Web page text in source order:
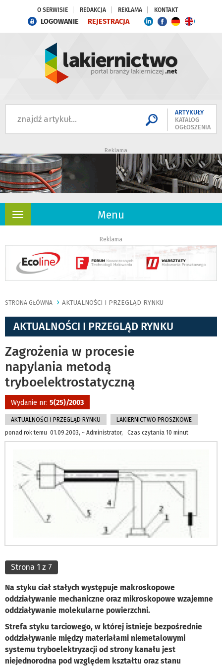
O SERWISIE REDAKCJA REKLAMA KONTAKT
LOGOWANIE REJESTRACJA
ARTYKUŁY
KATALOG
OGŁOSZENIA
Reklama
Menu
Rozwiń
Reklama
STRONA GŁÓWNA AKTUALNOŚCI I PRZEGLĄD RYNKU
AKTUALNOŚCI I PRZEGLĄD RYNKU
Zagrożenia w procesie
napylania metodą
tryboelektrostatyczną
Wydanie nr: 5(25)/2003
AKTUALNOŚCI I PRZEGLĄD RYNKU
LAKIERNICTWO PROSZKOWE
ponad rok temu 01.09.2003, ~ Administrator, Czas czytania 10 minut
Strona 1 z 7
Na styku ciał stałych występuje makroskopowe
oddziaływanie mechaniczne oraz mikroskopowe wzajemne
oddziaływanie molekularne powierzchni.
Strefa styku tarciowego, w której istnieje bezpośrednie
oddziaływanie między materiałami niemetalowymi
systemu tryboelektryzacji od strony kanału jest
niejednorodna pod względem kształtu oraz stanu